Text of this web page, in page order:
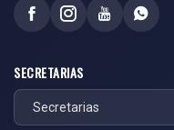
SECRETARIAS